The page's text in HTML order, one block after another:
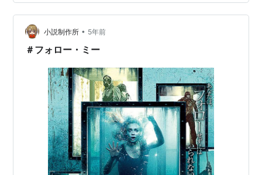
小説制作所 • 5年前
＃フォロー・ミー